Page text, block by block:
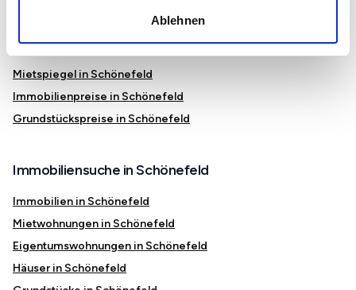
Ablehnen
Immobilienmarkt und Preise in Schönefeld
Mietspiegel in Schönefeld
Immobilienpreise in Schönefeld
Grundstückspreise in Schönefeld
Immobiliensuche in Schönefeld
Immobilien in Schönefeld
Mietwohnungen in Schönefeld
Eigentumswohnungen in Schönefeld
Häuser in Schönefeld